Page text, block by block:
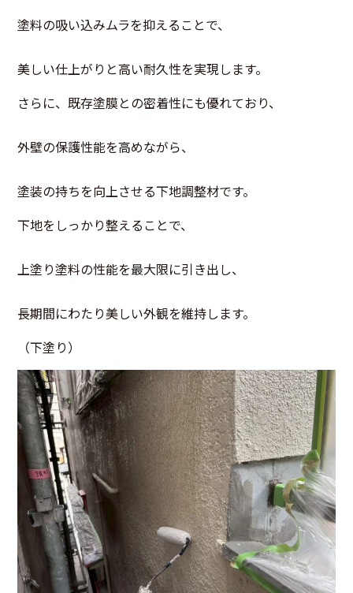
塗料の吸い込みムラを抑えることで、
美しい仕上がりと高い耐久性を実現します。
さらに、既存塗膜との密着性にも優れており、
外壁の保護性能を高めながら、
塗装の持ちを向上させる下地調整材です。
下地をしっかり整えることで、
上塗り塗料の性能を最大限に引き出し、
長期間にわたり美しい外観を維持します。
（下塗り）